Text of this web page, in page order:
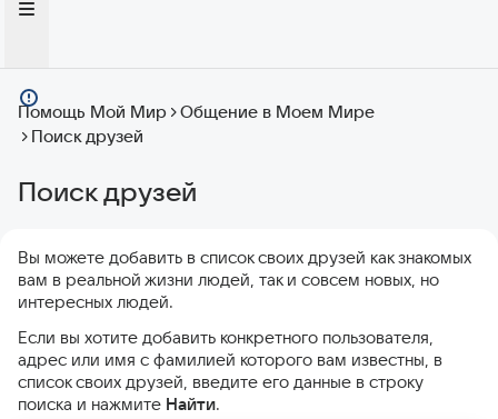
Помощь Мой Мир
Общение в Моем Мире
Поиск друзей
Поиск друзей
Вы можете добавить в список своих друзей как знакомых
вам в реальной жизни людей, так и совсем новых, но
интересных людей.
Если вы хотите добавить конкретного пользователя,
адрес или имя с фамилией которого вам известны, в
список своих друзей, введите его данные в строку
поиска и нажмите Найти.